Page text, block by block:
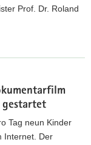
Prof. Dr. Roland
gestartet
Tag neun Kinder
Internet. Der